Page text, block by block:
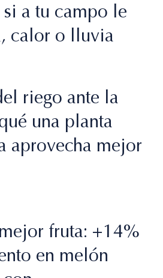
a tu campo le
calor o lluvia
riego ante la
una planta
aprovecha mejor
fruta: +14%
en melón